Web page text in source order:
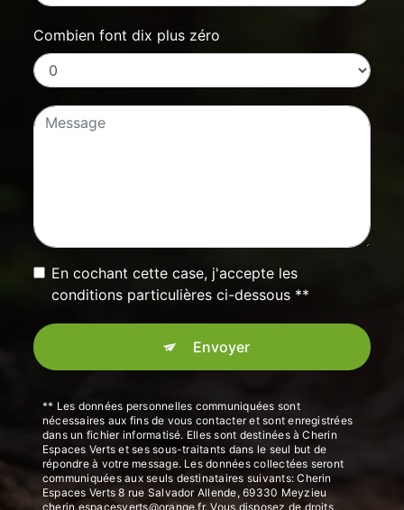
Combien font dix plus zéro
En cochant cette case, j'accepte les
conditions particulières ci-dessous **
Envoyer
** Les données personnelles communiquées sont
nécessaires aux fins de vous contacter et sont enregistrées
dans un fichier informatisé. Elles sont destinées à Cherin
Espaces Verts et ses sous-traitants dans le seul but de
répondre à votre message. Les données collectées seront
communiquées aux seuls destinataires suivants: Cherin
Espaces Verts 8 rue Salvador Allende, 69330 Meyzieu
cherin.espacesverts@orange.fr. Vous disposez de droits